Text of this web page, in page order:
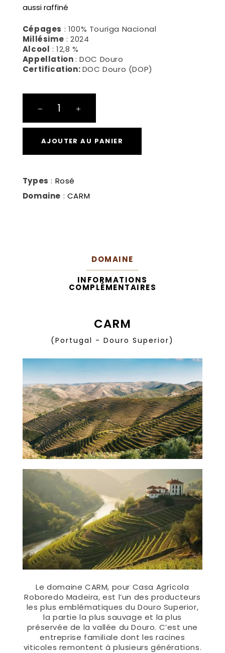
aussi raffiné
Cépages : 100% Touriga Nacional
Millésime : 2024
Alcool : 12,8 %
Appellation: DOC Douro
Certification:DOC Douro (DOP)
Douro
quantitéAJOUTER AU PANIER
Types : Rosé
Domaine : CARM
DOMAINE
INFORMATIONS
COMPLÉMENTAIRES
CARM
(Portugal - Douro Superior)
Le domaine CARM, pour Casa Agrícola
Roboredo Madeira, est l’un des producteurs
les plus emblématiques du Douro Superior,
la partie la plus sauvage et la plus
préservée de la vallée du Douro. C’est une
entreprise familiale dont les racines
viticoles remontent à plusieurs générations.